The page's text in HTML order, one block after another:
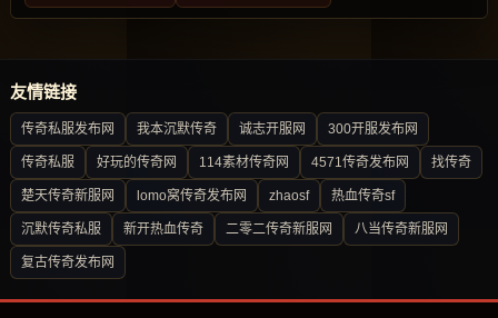
友情链接
传奇私服发布网 我本沉默传奇 诚志开服网 300开服发布网
传奇私服 好玩的传奇网 114素材传奇网 4571传奇发布网 找传奇
楚天传奇新服网 lomo窝传奇发布网 zhaosf 热血传奇sf
沉默传奇私服 新开热血传奇 二零二传奇新服网 八当传奇新服网
复古传奇发布网